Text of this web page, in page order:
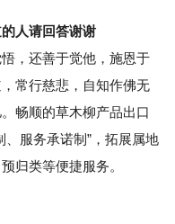
人请回答谢谢
，还善于觉他，施恩于
常行慈悲，自知作佛无
畅顺的草木柳产品出口
服务承诺制”，拓展属地
归类等便捷服务。